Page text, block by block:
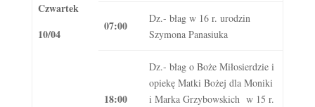
Czwartek
10/04
07:00
Dz.- błag w 16 r. urodzin
Szymona Panasiuka
18:00
Dz.- błag o Boże Miłosierdzie i
opiekę Matki Bożej dla Moniki
i Marka Grzybowskich w 15 r.